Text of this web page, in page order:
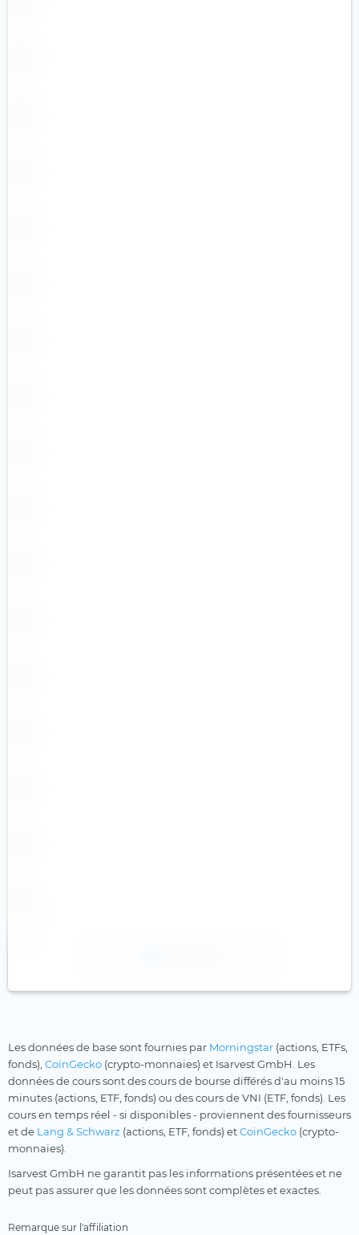
Les données de base sont fournies par Morningstar (actions, ETFs,
fonds), CoinGecko (crypto-monnaies) et Isarvest GmbH. Les
données de cours sont des cours de bourse différés d'au moins 15
minutes (actions, ETF, fonds) ou des cours de VNI (ETF, fonds). Les
cours en temps réel - si disponibles - proviennent des fournisseurs
et de Lang & Schwarz (actions, ETF, fonds) etCoinGecko (crypto-
monnaies).
Isarvest GmbH ne garantit pas les informations présentées et ne
peut pas assurer que les données sont complètes et exactes.
Remarque sur l'affiliation